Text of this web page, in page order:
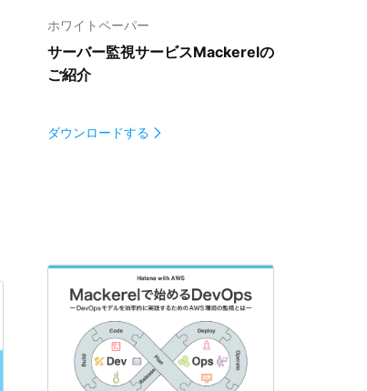
ホワイトペーパー
サーバー監視サービスMackerelの
ご紹介
ダウンロードする